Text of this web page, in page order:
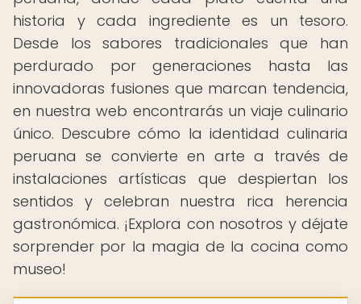
historia y cada ingrediente es un tesoro.
Desde los sabores tradicionales que han
perdurado por generaciones hasta las
innovadoras fusiones que marcan tendencia,
en nuestra web encontrarás un viaje culinario
único. Descubre cómo la identidad culinaria
peruana se convierte en arte a través de
instalaciones artísticas que despiertan los
sentidos y celebran nuestra rica herencia
gastronómica. ¡Explora con nosotros y déjate
sorprender por la magia de la cocina como
museo! ️